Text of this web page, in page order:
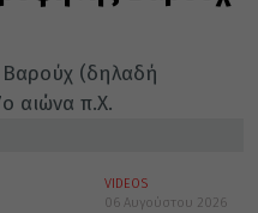
Βαρούχ (δηλαδή
αιώνα π.Χ.
VIDEOS
06 Αυγούστου 2026